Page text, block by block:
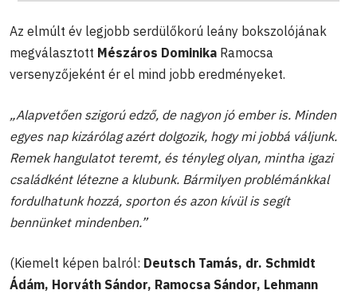
Az elmúlt év legjobb serdülőkorú leány bokszolójának
megválasztott Mészáros Dominika Ramocsa
versenyzőjeként ér el mind jobb eredményeket.
„Alapvetően szigorú edző, de nagyon jó ember is. Minden
egyes nap kizárólag azért dolgozik, hogy mi jobbá váljunk.
Remek hangulatot teremt, és tényleg olyan, mintha igazi
családként létezne a klubunk. Bármilyen problémánkkal
fordulhatunk hozzá, sporton és azon kívül is segít
bennünket mindenben.”
(Kiemelt képen balról: Deutsch Tamás, dr. Schmidt
Ádám, Horváth Sándor, Ramocsa Sándor, Lehmann